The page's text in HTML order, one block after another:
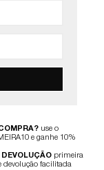
use o
e ganhe 10%
primeira
devolução facilitada